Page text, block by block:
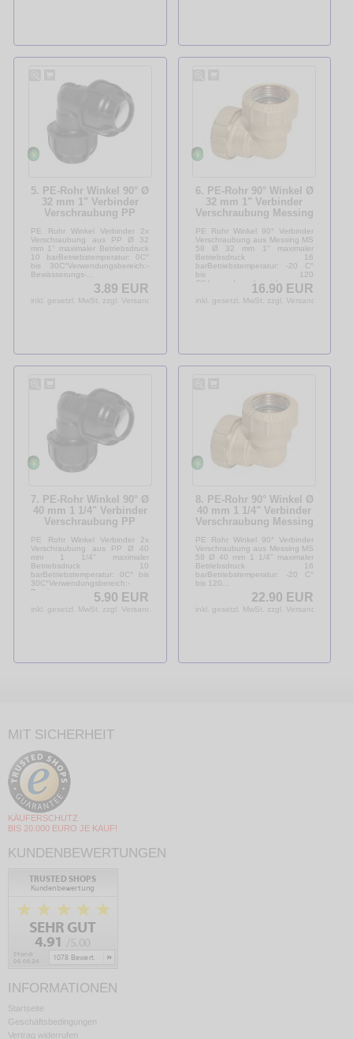
5. PE-Rohr Winkel 90° Ø
32 mm 1" Verbinder
Verschraubung PP
PE Rohr Winkel Verbinder 2x
Verschraubung aus PP Ø 32
mm 1" maximaler Betriebsdruck
10 barBetriebstemperatur: 0C°
bis 30C°Verwendungsbereich:-
Bewässerungs-...
3.89 EUR
inkl. gesetzl. MwSt. zzgl. Versandkosten
6. PE-Rohr 90° Winkel Ø
32 mm 1" Verbinder
Verschraubung Messing
PE Rohr Winkel 90° Verbinder
Verschraubung aus Messing MS
58 Ø 32 mm 1" maximaler
Betriebsdruck 16
barBetriebstemperatur: -20 C°
bis 120
C°Verwendungsbereich:-
Bewässerungs-...16.90 EUR
inkl. gesetzl. MwSt. zzgl. Versandkosten
7. PE-Rohr Winkel 90° Ø
40 mm 1 1/4" Verbinder
Verschraubung PP
PE Rohr Winkel Verbinder 2x
Verschraubung aus PP Ø 40
mm 1 1/4" maximaler
Betriebsdruck 10
barBetriebstemperatur: 0C° bis
30C°Verwendungsbereich:-
Bewässerungs-... 5.90 EUR
inkl. gesetzl. MwSt. zzgl. Versandkosten
8. PE-Rohr 90° Winkel Ø
40 mm 1 1/4" Verbinder
Verschraubung Messing
PE Rohr Winkel 90° Verbinder
Verschraubung aus Messing MS
58 Ø 40 mm 1 1/4" maximaler
Betriebsdruck 16
barBetriebstemperatur: -20 C°
bis 120...
22.90 EUR
inkl. gesetzl. MwSt. zzgl. Versandkosten
MIT SICHERHEIT
KÄUFERSCHUTZ
BIS 20.000 EURO JE KAUF!
KUNDENBEWERTUNGEN
INFORMATIONEN
Startseite
Geschäftsbedingungen
Vertrag widerrufen